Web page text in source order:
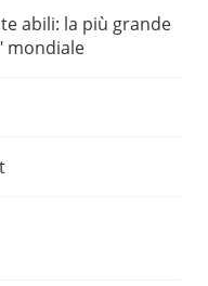
abili: la più grande
mondiale